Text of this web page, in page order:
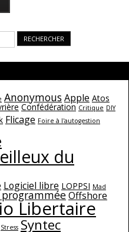
AnonymousApple Atos
Confédération Critique DIY
Flicage Foire à l'autogestion
du
Logiciel libre LOPPSI Mad
programméeOffshore
Libertaire
Stress Syntec